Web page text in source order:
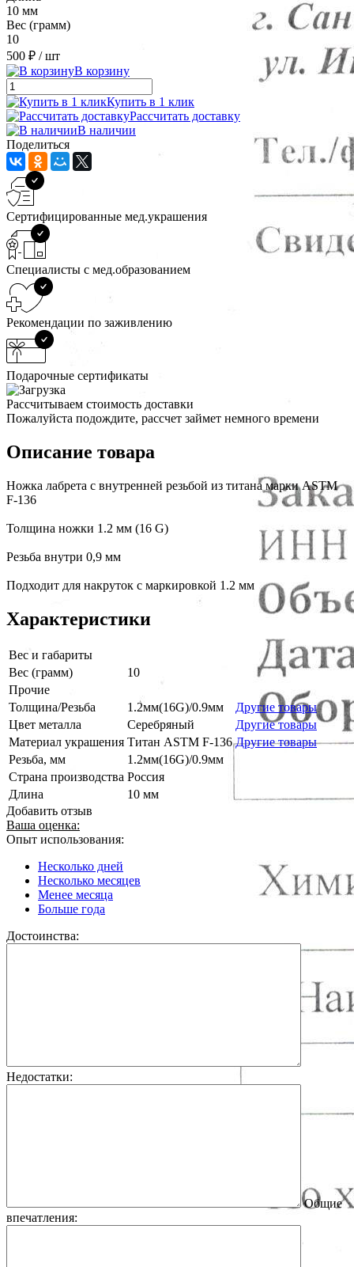
10 мм
Вес (грамм)
10
500 ₽ / шт
В корзину
Купить в 1 клик
Рассчитать доставку
В наличии
Поделиться
Сертифицированные мед.украшения
Специалисты с мед.образованием
Рекомендации по заживлению
Подарочные сертификаты
Рассчитываем стоимость доставки
Пожалуйста подождите, рассчет займет немного времени
Описание товара
Ножка лабрета с внутренней резьбой из титана марки ASTM
F-136
Толщина ножки 1.2 мм (16 G)
Резьба внутри 0,9 мм
Подходит для накруток с маркировкой 1.2 мм
Характеристики
Вес и габариты
Вес (грамм)
10
Прочие
Толщина/Резьба
1.2мм(16G)/0.9мм
Другие товары
Цвет металла
Серебряный
Другие товары
Материал украшения Титан ASTM F-136 Другие товары
Резьба, мм
1.2мм(16G)/0.9мм
Страна производства Россия
Длина
10 мм
Добавить отзыв
Ваша оценка:
Опыт использования:
Несколько дней
Несколько месяцев
Менее месяца
Больше года
Достоинства:
Недостатки:
Общие
впечатления: